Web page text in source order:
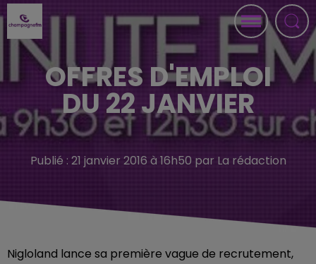
OFFRES D'EMPLOI
DU 22 JANVIER
Publié : 21 janvier 2016 à 16h50 par La rédaction
Nigloland lance sa première vague de recrutement,